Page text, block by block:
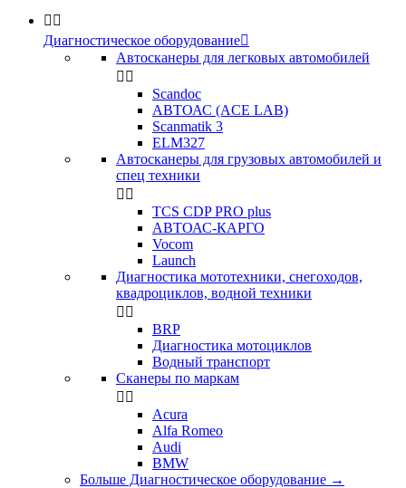
 
Диагностическое оборудование
Автосканеры для легковых автомобилей
 
Scandoc
АВТОАС (ACE LAB)
Scanmatik 3
ELM327
Автосканеры для грузовых автомобилей и
спец техники
 
TCS CDP PRO plus
АВТОАС-КАРГО
Vocom
Launch
Диагностика мототехники, снегоходов,
квадроциклов, водной техники
 
BRP
Диагностика мотоциклов
Водный транспорт
Сканеры по маркам
 
Acura
Alfa Romeo
Audi
BMW
Больше Диагностическое оборудование →